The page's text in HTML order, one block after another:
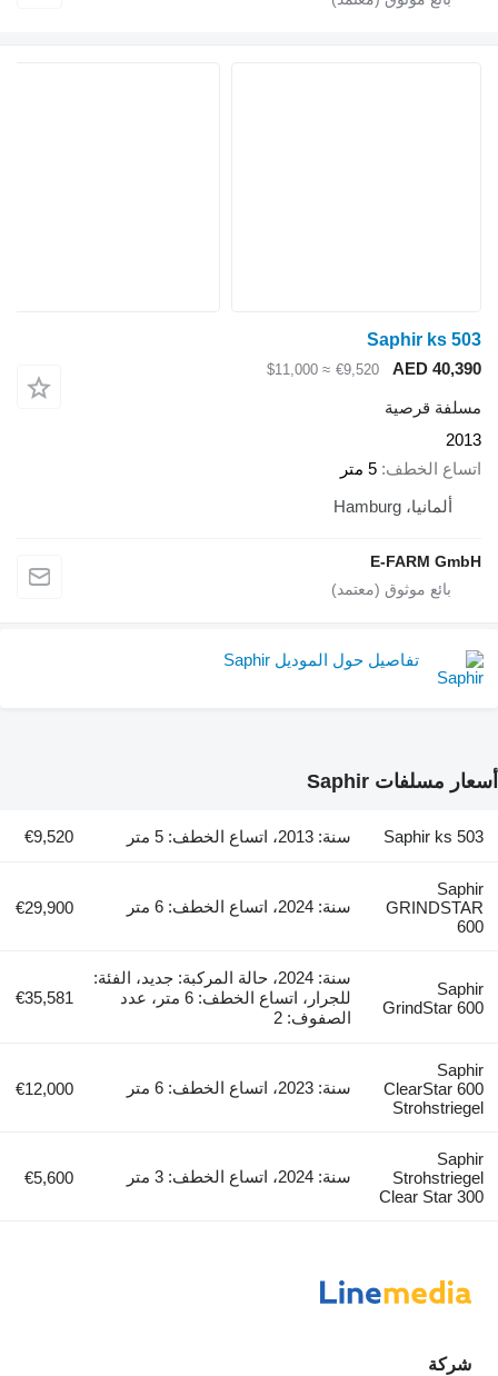
Saphir ks 503
AED 40,390
€9,520
≈ $11,000
مسلفة قرصية
2013
اتساع الخطف 5 متر
ألمانيا، Hamburg
E-FARM GmbH
تفاصيل حول الموديل Saphir
أسعار مسلفات Saphir
Saphir ks 503 سنة: 2013، اتساع الخطف: 5 متر €9,520
Saphir
GRINDSTAR
600
سنة: 2024، اتساع الخطف: 6 متر €29,900
Saphir
GrindStar 600
سنة: 2024، حالة المركبة: جديد، الفئة:
للجرار، اتساع الخطف: 6 متر، عدد
الصفوف: 2
€35,581
Saphir
ClearStar 600
Strohstriegel
سنة: 2023، اتساع الخطف: 6 متر €12,000
Saphir
Strohstriegel
Clear Star 300
سنة: 2024، اتساع الخطف: 3 متر €5,600
شركة